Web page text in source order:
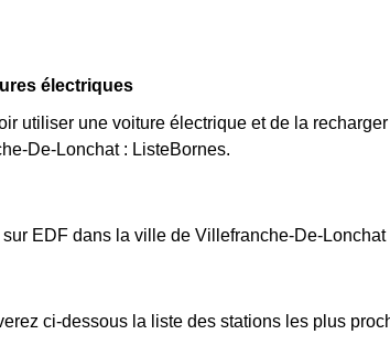
électriques
utiliser une voiture électrique et de la
De-Lonchat : ListeBornes.
EDF dans la ville de Villefranche-De-Lonchat
ci-dessous la liste des stations les plus